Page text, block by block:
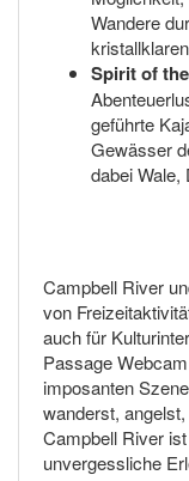
Wandere
Spirit of
geführte
Gewässer
dabei Wale,
Campbell River
von
auch für
Passage
imposanten
wanderst,
Campbell River
unvergessliche